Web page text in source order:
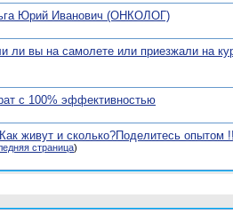
Юрий Иванович (ОНКОЛОГ)
ли вы на самолете или приезжали на
с 100% эффективностью
живут и сколько?Поделитесь опытом
страница)